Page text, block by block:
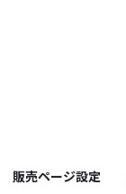
販売ページ設定